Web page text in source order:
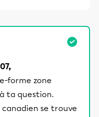
forme zone
ta question.
se trouve